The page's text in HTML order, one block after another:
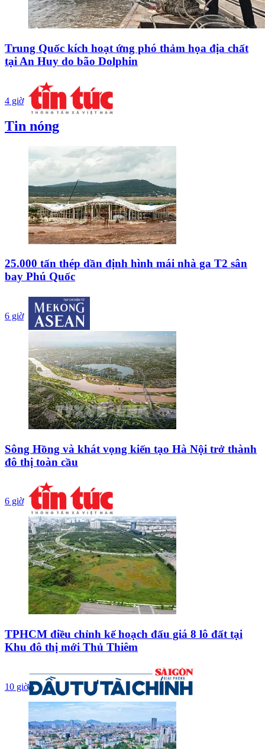
Trung Quốc kích hoạt ứng phó thảm họa địa chất
tại An Huy do bão Dolphin
4 giờ
Tin nóng
25.000 tấn thép dần định hình mái nhà ga T2 sân
bay Phú Quốc
6 giờ
Sông Hồng và khát vọng kiến tạo Hà Nội trở thành
đô thị toàn cầu
6 giờ
TPHCM điều chỉnh kế hoạch đấu giá 8 lô đất tại
Khu đô thị mới Thủ Thiêm
10 giờ